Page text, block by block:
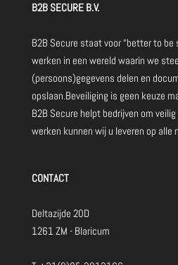
B2B SECURE B.V.
B2B Secure staat voor “better to be
werken in een wereld waarin we
(persoons)gegevens delen en
opslaan.Beveiliging is geen keuze
B2B Secure helpt bedrijven om
werken kunnen wij u leveren op alle
CONTACT
Deltazijde 20D
1261 ZM - Blaricum